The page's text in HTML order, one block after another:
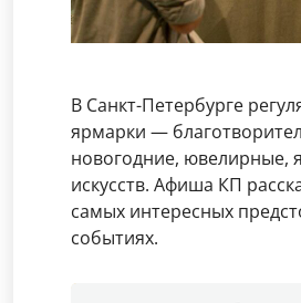
В Санкт-Петербурге
ярмарки —
новогодние, ювелирные,
искусств. Афиша КП
самых интересных
событиях.